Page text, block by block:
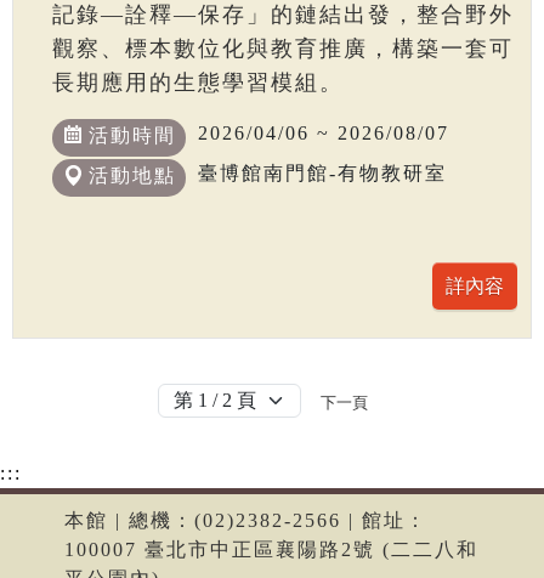
記錄—詮釋—保存」的鏈結出發，整合野外
觀察、標本數位化與教育推廣，構築一套可
長期應用的生態學習模組。
活動時間 2026/04/06 ~ 2026/08/07
活動地點 臺博館南門館-有物教研室
下一頁
:::
本館 | 總機：(02)2382-2566 | 館址：
100007 臺北市中正區襄陽路2號 (二二八和